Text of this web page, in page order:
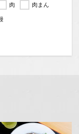
肉
肉まん